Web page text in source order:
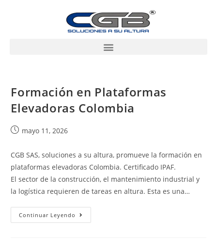
Formación en Plataformas
Elevadoras Colombia
mayo 11, 2026
CGB SAS, soluciones a su altura, promueve la formación en
plataformas elevadoras Colombia. Certificado IPAF.
El sector de la construcción, el mantenimiento industrial y
la logística requieren de tareas en altura. Esta es una…
Continuar Leyendo